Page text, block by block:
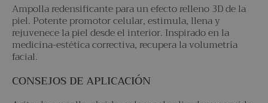
Ampolla redensificante para un efecto relleno 3D de la
piel. Potente promotor celular, estimula, llena y
rejuvenece la piel desde el interior. Inspirado en la
medicina-estética correctiva, recupera la volumetría
facial.
CONSEJOS DE APLICACIÓN